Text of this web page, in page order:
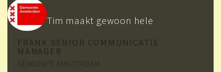
FRANK SENIOR COMMUNICATIE
MANAGER
GEMEENTE AMSTERDAM
Tim maakt gewoon hele